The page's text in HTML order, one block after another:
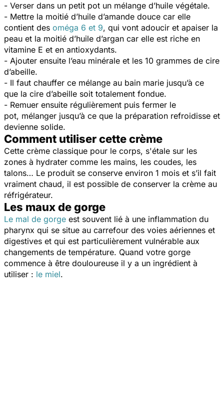
- Verser dans un petit pot un mélange d’huile végétale.
- Mettre la moitié d’huile d’amande douce car elle
contient des oméga 6 et 9, qui vont adoucir et apaiser la
peau et la moitié d’huile d’argan car elle est riche en
vitamine E et en antioxydants.
- Ajouter ensuite l’eau minérale et les 10 grammes de cire
d’abeille.
- Il faut chauffer ce mélange au bain marie jusqu’à ce
que la cire d’abeille soit totalement fondue.
- Remuer ensuite régulièrement puis fermer le
pot, mélanger jusqu’à ce que la préparation refroidisse et
devienne solide.
Comment utiliser cette crème
Cette crème classique pour le corps, s'étale sur les
zones à hydrater comme les mains, les coudes, les
talons… Le produit se conserve environ 1 mois et s’il fait
vraiment chaud, il est possible de conserver la crème au
réfrigérateur.
Les maux de gorge
Le mal de gorge est souvent lié à une inflammation du
pharynx qui se situe au carrefour des voies aériennes et
digestives et qui est particulièrement vulnérable aux
changements de température. Quand votre gorge
commence à être douloureuse il y a un ingrédient à
utiliser : le miel.